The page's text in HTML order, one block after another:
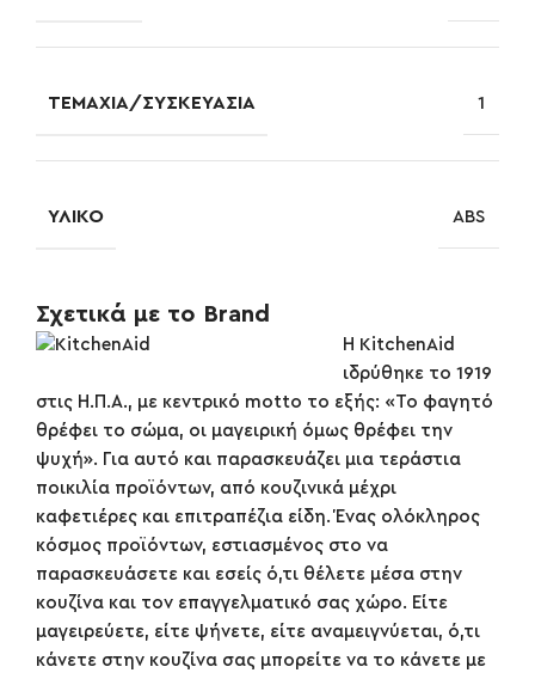
ΤΕΜΆΧΙΑ/ΣΥΣΚΕΥΑΣΊΑ 1
ΥΛΙΚΌ ABS
Σχετικά με το Brand
Η KitchenAid
ιδρύθηκε το 1919
στις Η.Π.Α., με κεντρικό motto το εξής: «Το φαγητό
θρέφει το σώμα, οι μαγειρική όμως θρέφει την
ψυχή». Για αυτό και παρασκευάζει μια τεράστια
ποικιλία προϊόντων, από κουζινικά μέχρι
καφετιέρες και επιτραπέζια είδη. Ένας ολόκληρος
κόσμος προϊόντων, εστιασμένος στο να
παρασκευάσετε και εσείς ό,τι θέλετε μέσα στην
κουζίνα και τον επαγγελματικό σας χώρο. Είτε
μαγειρεύετε, είτε ψήνετε, είτε αναμειγνύεται, ό,τι
κάνετε στην κουζίνα σας μπορείτε να το κάνετε με